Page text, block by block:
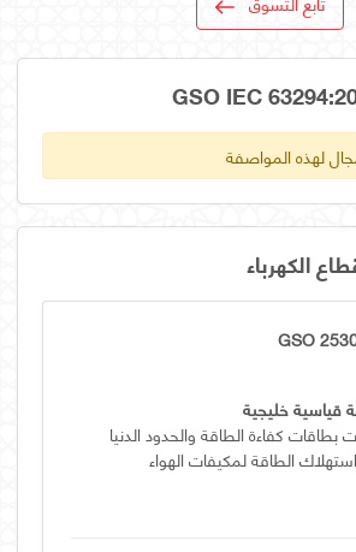
لهذه المواصفة
الكهرباء
GSO
قياسية خليجية
بطاقات كفاءة الطاقة والحدود الدنيا
الطاقة لمكيفات الهواء